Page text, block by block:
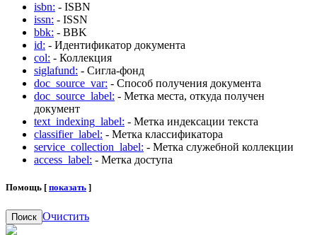
isbn: - ISBN
issn: - ISSN
bbk: - BBK
id: - Идентификатор документа
col: - Коллекция
siglafund: - Сигла-фонд
doc_source_var: - Способ получения документа
doc_source_label: - Метка места, откуда получен
документ
text_indexing_label: - Метка индексации текста
classifier_label: - Метка классификатора
service_collection_label: - Метка служебной коллекции
access_label: - Метка доступа
Помощь [ показать ]
Поиск Очистить